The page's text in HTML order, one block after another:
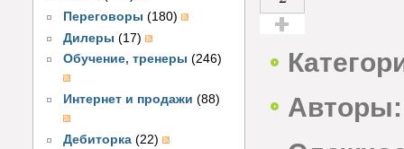
Переговоры (180)
Дилеры (17)
Обучение, тренеры (246)
Интернет и продажи (88)
Дебиторка (22)
Авторы: